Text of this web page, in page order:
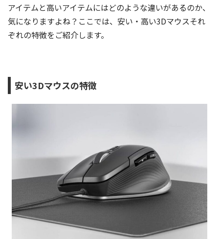
アイテムと高いアイテムにはどのような違いがあるのか、
気になりますよね？ここでは、安い・高い3Dマウスそれ
ぞれの特徴をご紹介します。
安い3Dマウスの特徴